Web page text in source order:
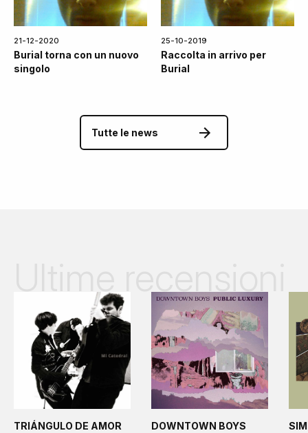
21-12-2020
Burial torna con un nuovo
singolo
25-10-2019
Raccolta in arrivo per
Burial
Tutte le news
TRIÁNGULO DE AMOR
DOWNTOWN BOYS